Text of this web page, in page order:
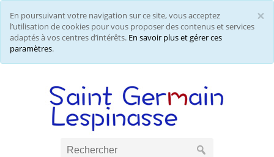
×
En poursuivant votre navigation sur ce site, vous acceptez
l’utilisation de cookies pour vous proposer des contenus et services
adaptés à vos centres d’intérêts. En savoir plus et gérer ces
paramètres.